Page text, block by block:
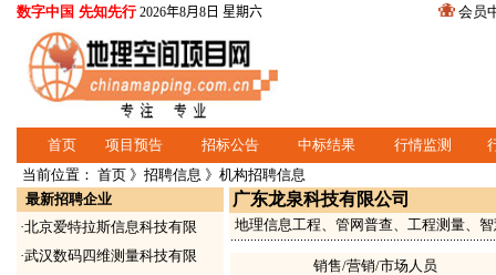
数字中国 先知先行 2026年8月8日 星期六 会员
首页 项目预告 招标公告 中标结果 行情监测
当前位置： 首页 》 招聘信息 》机构招聘信息
最新招聘企业
·北京爱特拉斯信息科技有限
·武汉数码四维测量科技有限
广东龙泉科技有限公司
地理信息工程、管网普查、工程测量、
销售/营销/市场人员